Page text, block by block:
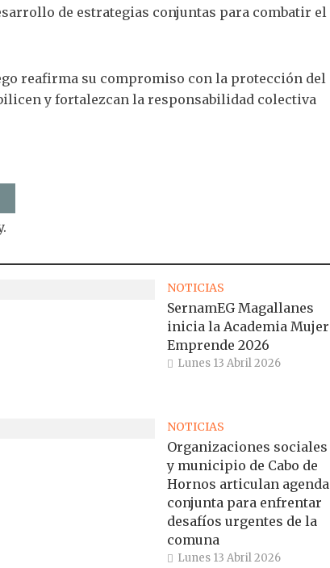
de estrategias conjuntas para combatir el
reafirma su compromiso con la protección del
y fortalezcan la responsabilidad colectiva
NOTICIAS
SernamEG Magallanes
inicia la Academia Mujer
Emprende 2026
Lunes 13 Abril 2026
NOTICIAS
Organizaciones sociales
y municipio de Cabo de
Hornos articulan agenda
conjunta para enfrentar
desafíos urgentes de la
comuna
Lunes 13 Abril 2026